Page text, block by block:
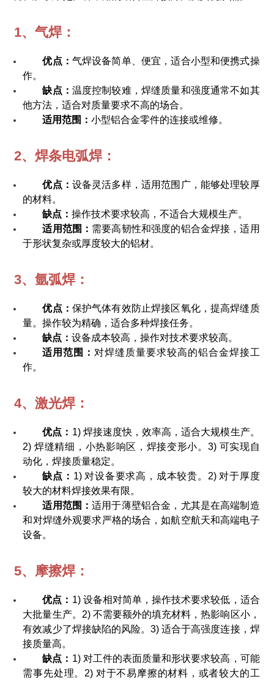
1、气焊：
优点： 气焊设备简单、便宜，适合小型和便携式操
作。
缺点： 温度控制较难，焊缝质量和强度通常不如其
他方法，适合对质量要求不高的场合。
适用范围：小型铝合金零件的连接或维修。
2、焊条电弧焊：
优点： 设备灵活多样，适用范围广，能够处理较厚
的材料。
缺点：操作技术要求较高，不适合大规模生产。
适用范围： 需要高韧性和强度的铝合金焊接，适用
于形状复杂或厚度较大的铝材。
3、氩弧焊：
优点： 保护气体有效防止焊接区氧化，提高焊缝质
量。操作较为精确，适合多种焊接任务。
缺点：设备成本较高，操作对技术要求较高。
适用范围： 对焊缝质量要求较高的铝合金焊接工
作。
4、激光焊：
优点： 1) 焊接速度快，效率高，适合大规模生产。
2) 焊缝精细，小热影响区，焊接变形小。3) 可实现自
动化，焊接质量稳定。
缺点： 1) 对设备要求高，成本较贵。2) 对于厚度
较大的材料焊接效果有限。
适用范围：适用于薄壁铝合金，尤其是在高端制造
和对焊缝外观要求严格的场合，如航空航天和高端电子
设备。
5、摩擦焊：
优点： 1) 设备相对简单，操作技术要求较低，适合
大批量生产。2) 不需要额外的填充材料，热影响区小，
有效减少了焊接缺陷的风险。3) 适合于高强度连接，焊
接质量高。
缺点： 1) 对工件的表面质量和形状要求较高，可能
需事先处理。2) 对于不易摩擦的材料，或者较大的工